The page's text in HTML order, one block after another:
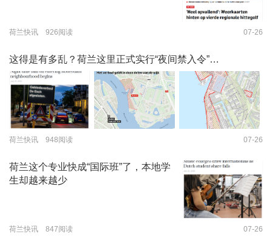
荷兰快讯 926阅读 07-26
这得是有多乱？荷兰这里正式实行“夜间禁入令”…
荷兰快讯 948阅读 07-26
荷兰这个专业快成“国际班”了，本地学
生却越来越少
荷兰快讯 847阅读 07-26